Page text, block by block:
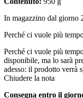
In magazzino dal giorno
Perché ci vuole più
Perché ci vuole più
disponibile, ma lo sarà
adesso: il prodotto verrà
Chiudere la nota
Consegna entro il